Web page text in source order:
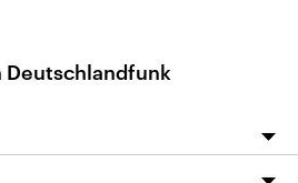
Deutschlandfunk